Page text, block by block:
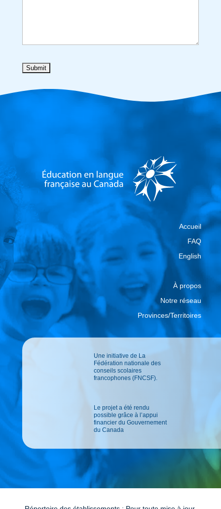
Accueil
FAQ
English
À propos
Notre réseau
Provinces/Territoires
Une initiative de La
Fédération nationale des
conseils scolaires
francophones (FNCSF).
Le projet a été rendu
possible grâce à l’appui
financier du Gouvernement
du Canada